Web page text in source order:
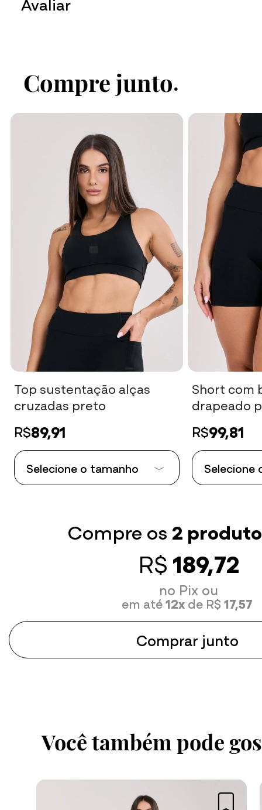
Fazer login
Compre junto
Top sustentação alças
cruzadas preto
R$89,91
Selecione o tamanho
Tamanho G
Short com
drapeado
R$99,81
Selecione
Tamanho
Tamanho
Compre os 2
R$189,72
no Pix ou
em até12xde R$17,57
Comprar junto
Você também pode